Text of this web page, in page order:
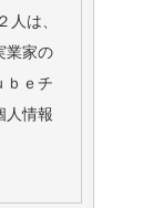
は、
業家の
ｂｅチ
人情報